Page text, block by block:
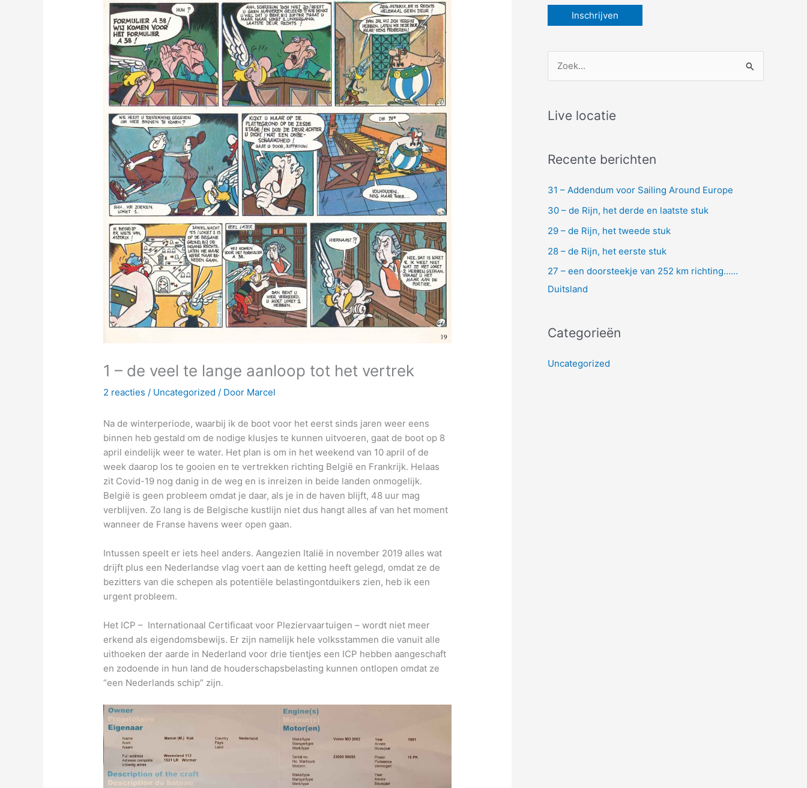
1 – de veel te lange aanloop tot het vertrek
2 reacties / Uncategorized / Door Marcel
Na de winterperiode, waarbij ik de boot voor het eerst sinds jaren weer eens
binnen heb gestald om de nodige klusjes te kunnen uitvoeren, gaat de boot op 8
april eindelijk weer te water. Het plan is om in het weekend van 10 april of de
week daarop los te gooien en te vertrekken richting België en Frankrijk. Helaas
zit Covid-19 nog danig in de weg en is inreizen in beide landen onmogelijk.
België is geen probleem omdat je daar, als je in de haven blijft, 48 uur mag
verblijven. Zo lang is de Belgische kustlijn niet dus hangt alles af van het moment
wanneer de Franse havens weer open gaan.
Intussen speelt er iets heel anders. Aangezien Italië in november 2019 alles wat
drijft plus een Nederlandse vlag voert aan de ketting heeft gelegd, omdat ze de
bezitters van die schepen als potentiële belastingontduikers zien, heb ik een
urgent probleem.
Het ICP – Internationaal Certificaat voor Pleziervaartuigen – wordt niet meer
erkend als eigendomsbewijs. Er zijn namelijk hele volksstammen die vanuit alle
uithoeken der aarde in Nederland voor drie tientjes een ICP hebben aangeschaft
en zodoende in hun land de houderschapsbelasting kunnen ontlopen omdat ze
“een Nederlands schip” zijn.
k
a
r
Live locatie
Recente berichten
31 – Addendum voor Sailing Around Europe
30 – de Rijn, het derde en laatste stuk
29 – de Rijn, het tweede stuk
28 – de Rijn, het eerste stuk
27 – een doorsteekje van 252 km richting……
Duitsland
Categorieën
Uncategorized